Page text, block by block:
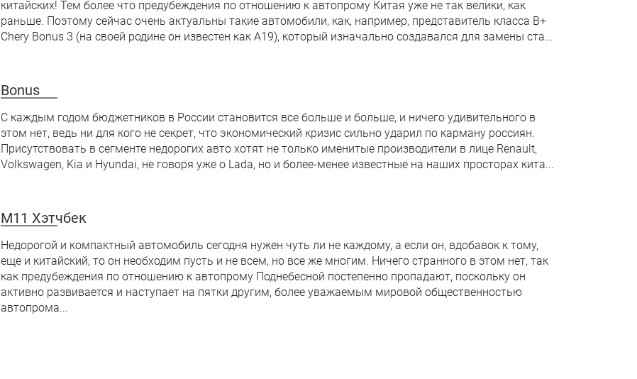
китайских! Тем более что предубеждения по отношению к автопрому Китая уже не так велики, как
раньше. Поэтому сейчас очень актуальны такие автомобили, как, например, представитель класса B+
Chery Bonus 3 (на своей родине он известен как А19), который изначально создавался для замены ста...
Bonus
С каждым годом бюджетников в России становится все больше и больше, и ничего удивительного в
этом нет, ведь ни для кого не секрет, что экономический кризис сильно ударил по карману россиян.
Присутствовать в сегменте недорогих авто хотят не только именитые производители в лице Renault,
Volkswagen, Kia и Hyundai, не говоря уже о Lada, но и более-менее известные на наших просторах кита...
M11 Хэтчбек
Недорогой и компактный автомобиль сегодня нужен чуть ли не каждому, а если он, вдобавок к тому,
еще и китайский, то он необходим пусть и не всем, но все же многим. Ничего странного в этом нет, так
как предубеждения по отношению к автопрому Поднебесной постепенно пропадают, поскольку он
активно развивается и наступает на пятки другим, более уважаемым мировой общественностью
автопрома...